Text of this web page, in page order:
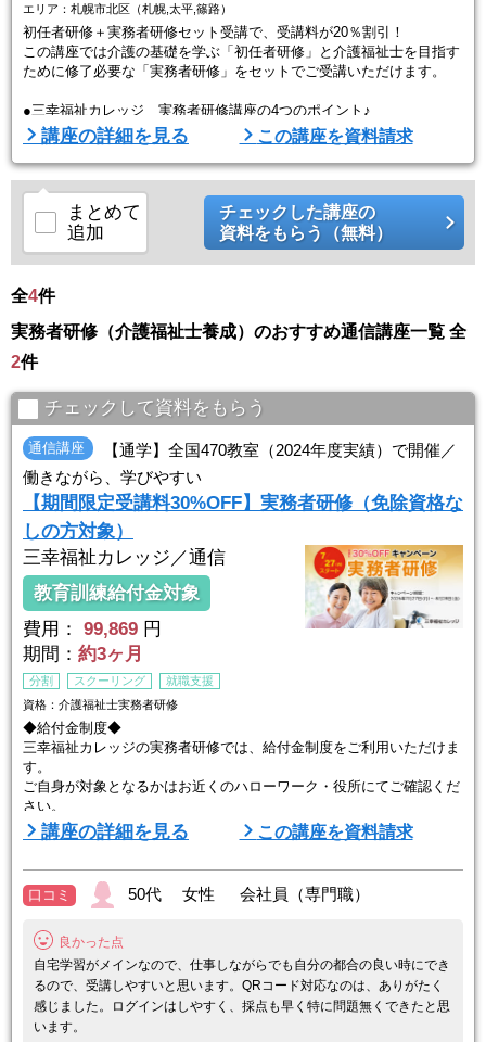
エリア：札幌市北区（札幌,太平,篠路）
初任者研修＋実務者研修セット受講で、受講料が20％割引！
この講座では介護の基礎を学ぶ「初任者研修」と介護福祉士を目指す
ために修了必要な「実務者研修」をセットでご受講いただけます。
●三幸福祉カレッジ 実務者研修講座の4つのポイント♪
【Point1】全国に沢山教室があるので通いやすい
初任者研修も実務者研修もご自宅や職場の近くで通いやすい場所で実
施しているので、近くで通うことが出来ます。
【Point2】就職に有利
介護現場では介護福祉士の資格を持った方を必要としています。初任
講座の詳細を見る この講座を資料請求
まとめて
追加
チェックした講座の
資料をもらう（無料）
全4件
実務者研修（介護福祉士養成）のおすすめ通信講座一覧 全
2件
チェックして資料をもらう
通信講座
【通学】全国470教室（2024年度実績）で開催／
働きながら、学びやすい
【期間限定受講料30%OFF】実務者研修（免除資格な
しの方対象）
三幸福祉カレッジ／通信
教育訓練給付金対象
費用：
99,869 円
期間： 約3ヶ月
分割 スクーリング
就職支援
資格：介護福祉士実務者研修
◆給付金制度◆
三幸福祉カレッジの実務者研修では、給付金制度をご利用いただけま
す。
ご自身が対象となるかはお近くのハローワーク・役所にてご確認くだ
さい。
【専門実践教育訓練給付金】
給付内容：
①受講修了後に受講料の50％給付
0％給付
③訓練前後で賃金が5%以上上昇した場合、さらに10%（合わせて最
大80%）給付
講座の詳細を見る この講座を資料請求
口コミ 50代 女性 会社員（専門職）
良かった点
自宅学習がメインなので、仕事しながらでも自分の都合の良い時にでき
るので、受講しやすいと思います。QRコード対応なのは、ありがたく
感じました。ログインはしやすく、採点も早く特に問題無くできたと思
います。